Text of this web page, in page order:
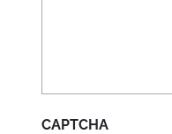
CAPTCHA